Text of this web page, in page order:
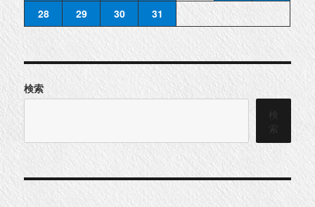
28
29 30 31
検索
検
索